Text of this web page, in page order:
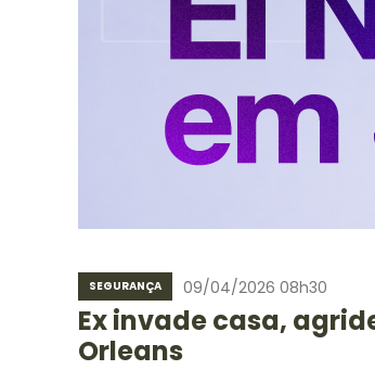
SEGURANÇA 09/04/2026 08h30
Ex invade casa,
Orleans